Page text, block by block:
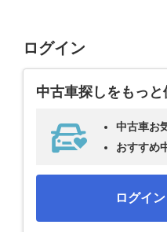
ログイン
中古車探しをもっと
中古車お
おすすめ
ログイン